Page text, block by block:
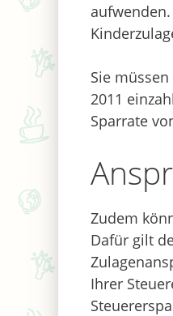
Sie
2011
Sparrate
Zudem
Dafür gilt
Ihrer